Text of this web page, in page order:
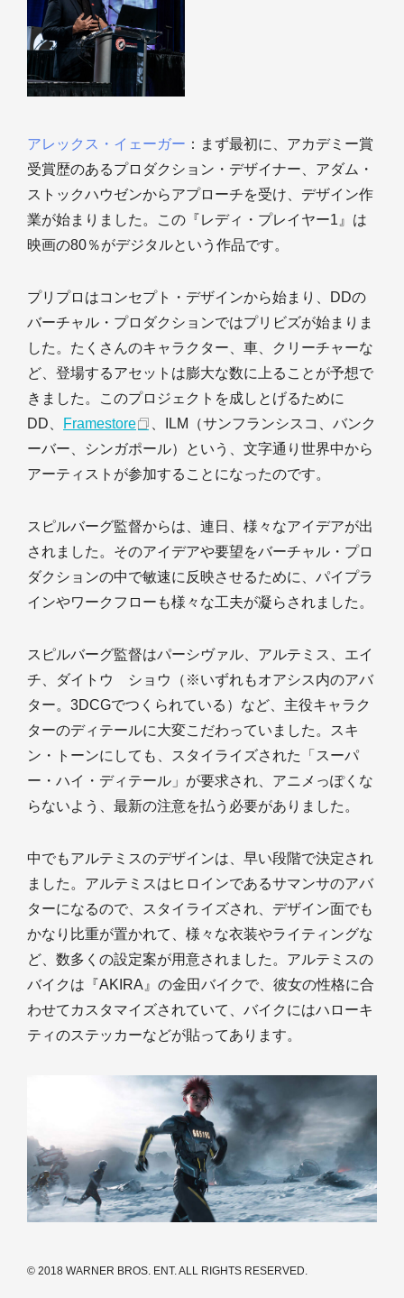
アレックス・イェーガー ：まず最初に、アカデミー賞
受賞歴のあるプロダクション・デザイナー、アダム・
ストックハウゼンからアプローチを受け、デザイン作
業が始まりました。この『レディ・プレイヤー1』は
映画の80％がデジタルという作品です。
プリプロはコンセプト・デザインから始まり、DDの
バーチャル・プロダクションではプリビズが始まりま
した。たくさんのキャラクター、車、クリーチャーな
ど、登場するアセットは膨大な数に上ることが予想で
きました。このプロジェクトを成しとげるために
DD、
Framestore
、ILM（サンフランシスコ、バンク
ーバー、シンガポール）という、文字通り世界中から
アーティストが参加することになったのです。
スピルバーグ監督からは、連日、様々なアイデアが出
されました。そのアイデアや要望をバーチャル・プロ
ダクションの中で敏速に反映させるために、パイプラ
インやワークフローも様々な工夫が凝らされました。
スピルバーグ監督はパーシヴァル、アルテミス、エイ
チ、ダイトウ ショウ（※いずれもオアシス内のアバ
ター。3DCGでつくられている）など、主役キャラク
ターのディテールに大変こだわっていました。スキ
ン・トーンにしても、スタイライズされた「スーパ
ー・ハイ・ディテール」が要求され、アニメっぽくな
らないよう、最新の注意を払う必要がありました。
中でもアルテミスのデザインは、早い段階で決定され
ました。アルテミスはヒロインであるサマンサのアバ
ターになるので、スタイライズされ、デザイン面でも
かなり比重が置かれて、様々な衣装やライティングな
ど、数多くの設定案が用意されました。アルテミスの
バイクは『AKIRA』の金田バイクで、彼女の性格に合
わせてカスタマイズされていて、バイクにはハローキ
ティのステッカーなどが貼ってあります。
© 2018 WARNER BROS. ENT. ALL RIGHTS RESERVED.